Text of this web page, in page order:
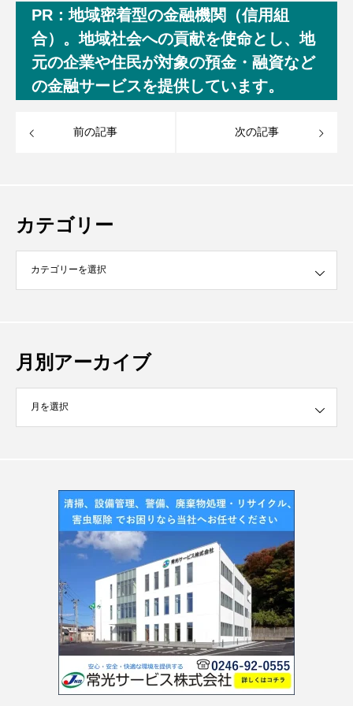
PR：地域密着型の金融機関（信用組
合）。地域社会への貢献を使命とし、地
元の企業や住民が対象の預金・融資など
の金融サービスを提供しています。
前の記事 次の記事
カテゴリー
月別アーカイブ